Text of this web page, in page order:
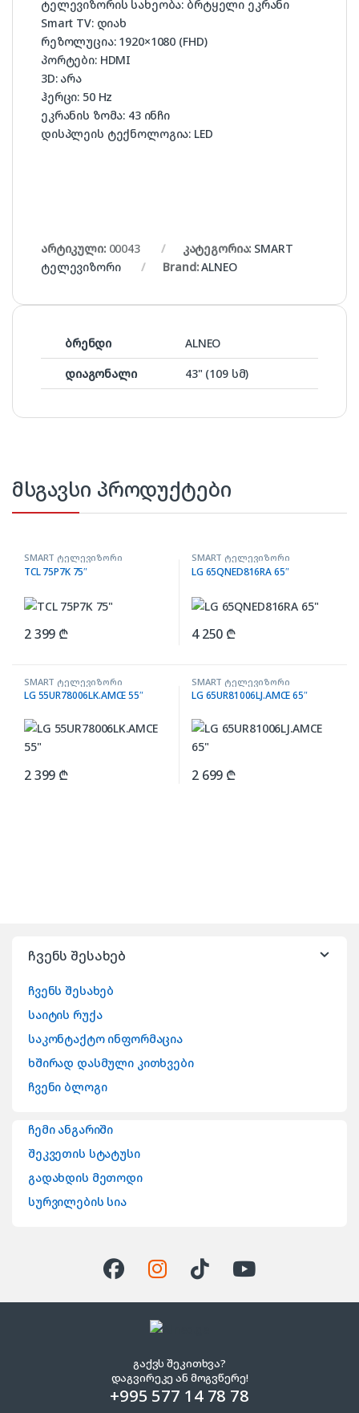
ტელევიზორის სახეობა: ბრტყელი ეკრანი
Smart TV: დიახ
რეზოლუცია: 1920×1080 (FHD)
პორტები: HDMI
3D: არა
ჰერცი: 50 Hz
ეკრანის ზომა: 43 ინჩი
დისპლეის ტექნოლოგია: LED
არტიკული: 00043 კატეგორია: SMART
ტელევიზორი
Brand:ALNEO
ბრენდი
ALNEO
დიაგონალი
43" (109 სმ)
მსგავსი პროდუქტები
SMART ტელევიზორი
TCL 75P7K 75″
2 399 ₾
SMART ტელევიზორი
LG 65QNED816RA 65″
4 250 ₾
SMART ტელევიზორი
LG 55UR78006LK.AMCE 55″
2 399 ₾
SMART ტელევიზორი
LG 65UR81006LJ.AMCE 65″
2 699 ₾
ჩვენს შესახებ
ჩვენს შესახებ
საიტის რუქა
საკონტაქტო ინფორმაცია
ხშირად დასმული კითხვები
ჩვენი ბლოგი
ჩემი ანგარიში
შეკვეთის სტატუსი
გადახდის მეთოდი
სურვილების სია
გაქვს შეკითხვა?
დაგვირეკე ან მოგვწერე!
+995 577 14 78 78